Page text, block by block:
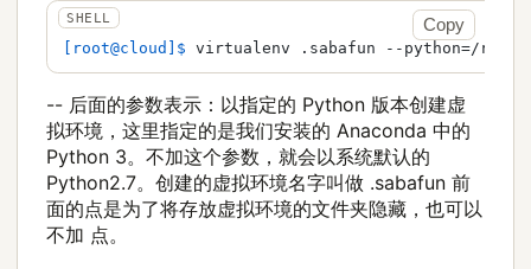
[root@cloud]$ virtualenv .sabafun --python=/root/
Copy
-- 后面的参数表示：以指定的 Python 版本创建虚
拟环境，这里指定的是我们安装的 Anaconda 中的
Python 3。不加这个参数，就会以系统默认的
Python2.7。创建的虚拟环境名字叫做 .sabafun 前
面的点是为了将存放虚拟环境的文件夹隐藏，也可以
不加 点。